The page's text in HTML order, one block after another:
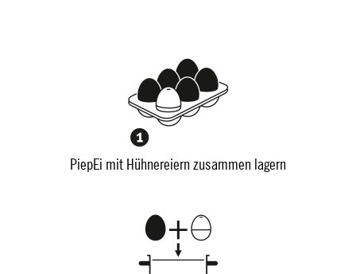
PiepEi mit Hühnereiern zusammen lagern